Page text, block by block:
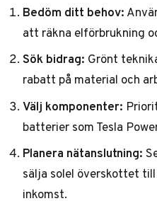
Bedöm ditt behov:
att räkna elförbrukning
Sök bidrag: Grönt
rabatt på material och
Välj komponenter:
batterier som Tesla
Planera nätanslutning:
sälja solel överskottet
inkomst.